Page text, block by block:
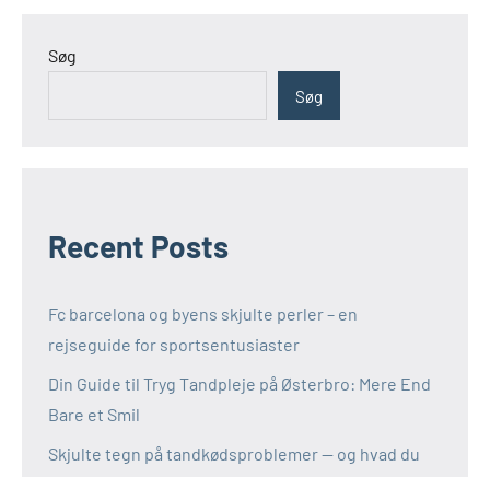
Søg
Søg
Recent Posts
Fc barcelona og byens skjulte perler – en
rejseguide for sportsentusiaster
Din Guide til Tryg Tandpleje på Østerbro: Mere End
Bare et Smil
Skjulte tegn på tandkødsproblemer — og hvad du